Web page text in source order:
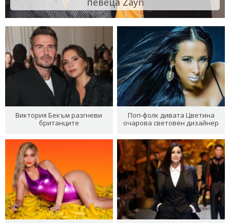
Виктория Бекъм разгневи
британците
Поп-фолк дивата Цветина
очарова световен дизайнер